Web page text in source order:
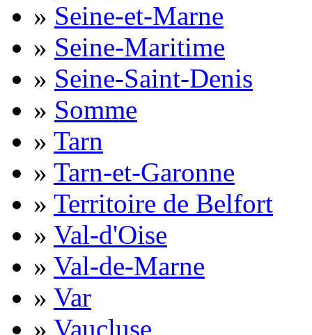
» Seine-et-Marne
» Seine-Maritime
» Seine-Saint-Denis
» Somme
» Tarn
» Tarn-et-Garonne
» Territoire de Belfort
» Val-d'Oise
» Val-de-Marne
» Var
» Vaucluse